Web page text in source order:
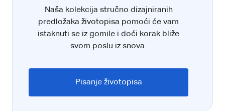
Naša kolekcija stručno dizajniranih
predložaka životopisa pomoći će vam
istaknuti se iz gomile i doći korak bliže
svom poslu iz snova.
Pisanje životopisa